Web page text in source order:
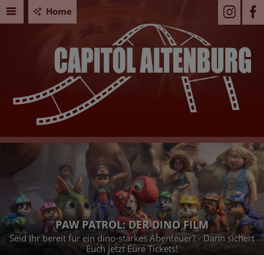
Home
PAW PATROL: DER DINO FILM
Seid Ihr bereit für ein dino-starkes Abenteuer? - Dann sichert
Euch jetzt Eure Tickets!